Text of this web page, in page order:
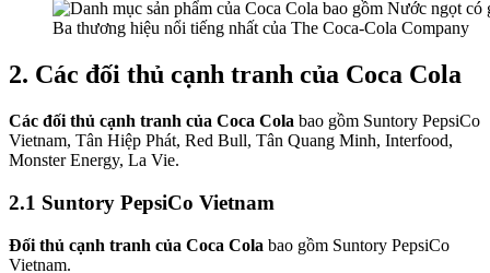
Ba thương hiệu nổi tiếng nhất của The Coca-Cola Company
2. Các đối thủ cạnh tranh của Coca Cola
Các đối thủ cạnh tranh của Coca Cola bao gồm Suntory PepsiCo
Vietnam, Tân Hiệp Phát, Red Bull, Tân Quang Minh, Interfood,
Monster Energy, La Vie.
2.1 Suntory PepsiCo Vietnam
Đối thủ cạnh tranh của Coca Cola bao gồm Suntory PepsiCo
Vietnam.